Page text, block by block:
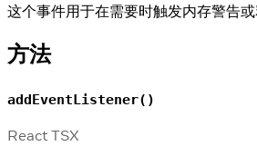
这个事件用于在需要时触发内存警告或
方法
addEventListener()
React TSX